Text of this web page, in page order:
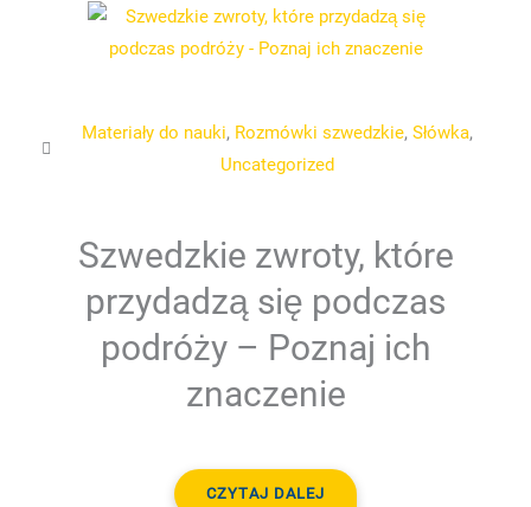
Materiały do nauki, Rozmówki szwedzkie, Słówka,
Uncategorized
Szwedzkie zwroty, które
przydadzą się podczas
podróży – Poznaj ich
znaczenie
CZYTAJ DALEJ